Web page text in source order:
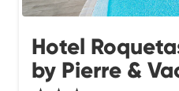
Hotel
by Pierre &